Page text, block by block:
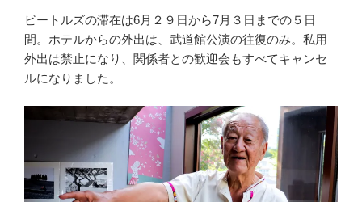
ビートルズの滞在は6月２９日から7月３日までの５日
間。ホテルからの外出は、武道館公演の往復のみ。私用
外出は禁止になり、関係者との歓迎会もすべてキャンセ
ルになりました。